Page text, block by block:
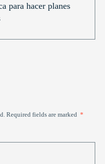
para hacer planes
Required fields are marked *